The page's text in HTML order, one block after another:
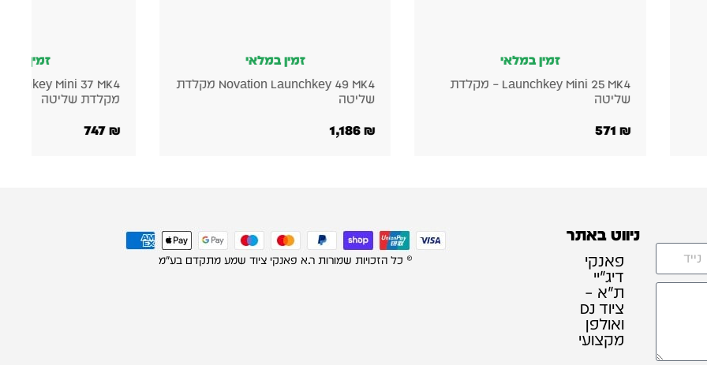
Launchkey Mini 25 MK4 – מקלדת
Novation Launchkey 49 MK4 מקלדת
Novation Launchkey Mini 37 MK4
מקלדת שליטה
ניווט באתר
פאנקי
דיג׳יי
ת"א –
ציוד DJ
ואולפן
מקצועי
© כל הזכויות שמורות ר.א פאנקי ציוד שמע מתקדם בע"מ